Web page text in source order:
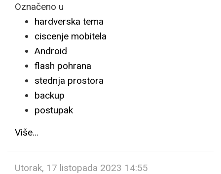
Označeno u
hardverska tema
ciscenje mobitela
Android
flash pohrana
stednja prostora
backup
postupak
Više...
Utorak, 17 listopada 2023 14:55